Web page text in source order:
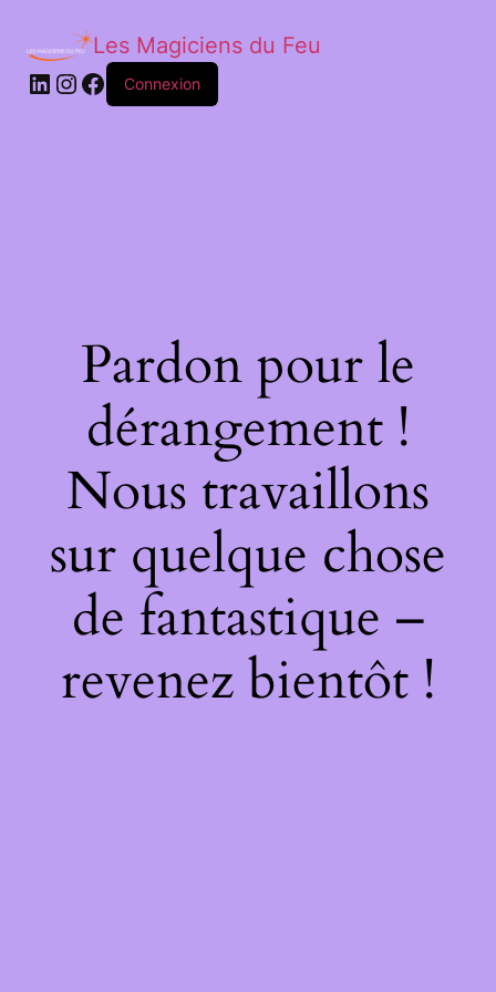
Les Magiciens du Feu
LinkedIn
Instagram
Facebook
Connexion
Pardon pour le
dérangement !
Nous travaillons
sur quelque chose
de fantastique –
revenez bientôt !